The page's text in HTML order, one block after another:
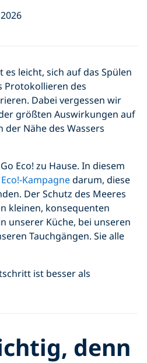
es leicht, sich auf das Spülen
Protokollieren des
Dabei vergessen wir
größten Auswirkungen auf
Nähe des Wassers
Eco! zu Hause. In diesem
Kampagnedarum, diese
Der Schutz des Meeres
kleinen, konsequenten
unserer Küche, bei unseren
Tauchgängen. Sie alle
ist besser als
denn